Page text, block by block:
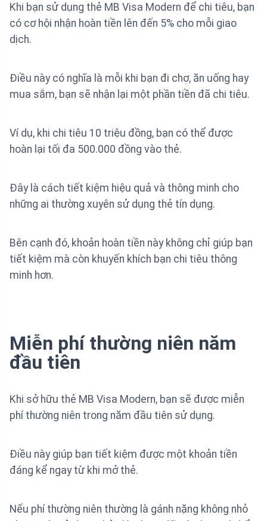
Khi bạn sử dụng thẻ MB Visa Modern để chi tiêu, bạn
có cơ hội nhận hoàn tiền lên đến 5% cho mỗi giao
dịch.
Điều này có nghĩa là mỗi khi bạn đi chợ, ăn uống hay
mua sắm, bạn sẽ nhận lại một phần tiền đã chi tiêu.
Ví dụ, khi chi tiêu 10 triệu đồng, bạn có thể được
hoàn lại tối đa 500.000 đồng vào thẻ.
Đây là cách tiết kiệm hiệu quả và thông minh cho
những ai thường xuyên sử dụng thẻ tín dụng.
Bên cạnh đó, khoản hoàn tiền này không chỉ giúp bạn
tiết kiệm mà còn khuyến khích bạn chi tiêu thông
minh hơn.
Miễn phí thường niên năm
đầu tiên
Khi sở hữu thẻ MB Visa Modern, bạn sẽ được miễn
phí thường niên trong năm đầu tiên sử dụng.
Điều này giúp bạn tiết kiệm được một khoản tiền
đáng kể ngay từ khi mở thẻ.
Nếu phí thường niên thường là gánh nặng không nhỏ